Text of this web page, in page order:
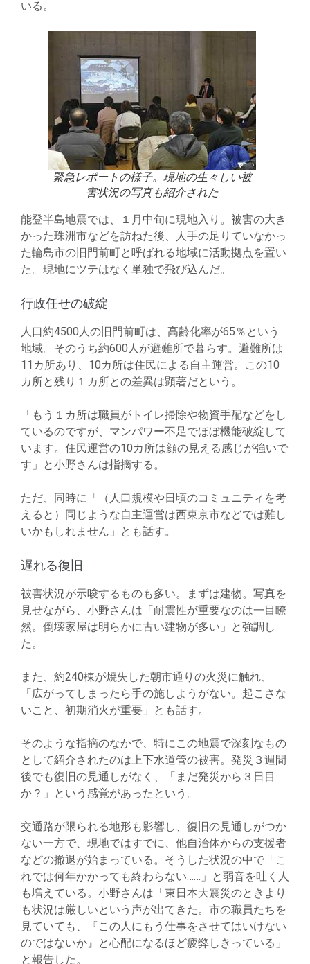
いる。
緊急レポートの様子。現地の生々しい被
害状況の写真も紹介された
能登半島地震では、１月中旬に現地入り。被害の大き
かった珠洲市などを訪ねた後、人手の足りていなかっ
た輪島市の旧門前町と呼ばれる地域に活動拠点を置い
た。現地にツテはなく単独で飛び込んだ。
行政任せの破綻
人口約4500人の旧門前町は、高齢化率が65％という
地域。そのうち約600人が避難所で暮らす。避難所は
11カ所あり、10カ所は住民による自主運営。この10
カ所と残り１カ所との差異は顕著だという。
「もう１カ所は職員がトイレ掃除や物資手配などをし
ているのですが、マンパワー不足でほぼ機能破綻して
います。住民運営の10カ所は顔の見える感じが強いで
す」と小野さんは指摘する。
ただ、同時に「（人口規模や日頃のコミュニティを考
えると）同じような自主運営は西東京市などでは難し
いかもしれません」とも話す。
遅れる復旧
被害状況が示唆するものも多い。まずは建物。写真を
見せながら、小野さんは「耐震性が重要なのは一目瞭
然。倒壊家屋は明らかに古い建物が多い」と強調し
た。
また、約240棟が焼失した朝市通りの火災に触れ、
「広がってしまったら手の施しようがない。起こさな
いこと、初期消火が重要」とも話す。
そのような指摘のなかで、特にこの地震で深刻なもの
として紹介されたのは上下水道管の被害。発災３週間
後でも復旧の見通しがなく、「まだ発災から３日目
か？」という感覚があったという。
交通路が限られる地形も影響し、復旧の見通しがつか
ない一方で、現地ではすでに、他自治体からの支援者
などの撤退が始まっている。そうした状況の中で「こ
れでは何年かかっても終わらない……」と弱音を吐く人
も増えている。小野さんは「東日本大震災のときより
も状況は厳しいという声が出てきた。市の職員たちを
見ていても、『この人にもう仕事をさせてはいけない
のではないか』と心配になるほど疲弊しきっている」
と報告した。